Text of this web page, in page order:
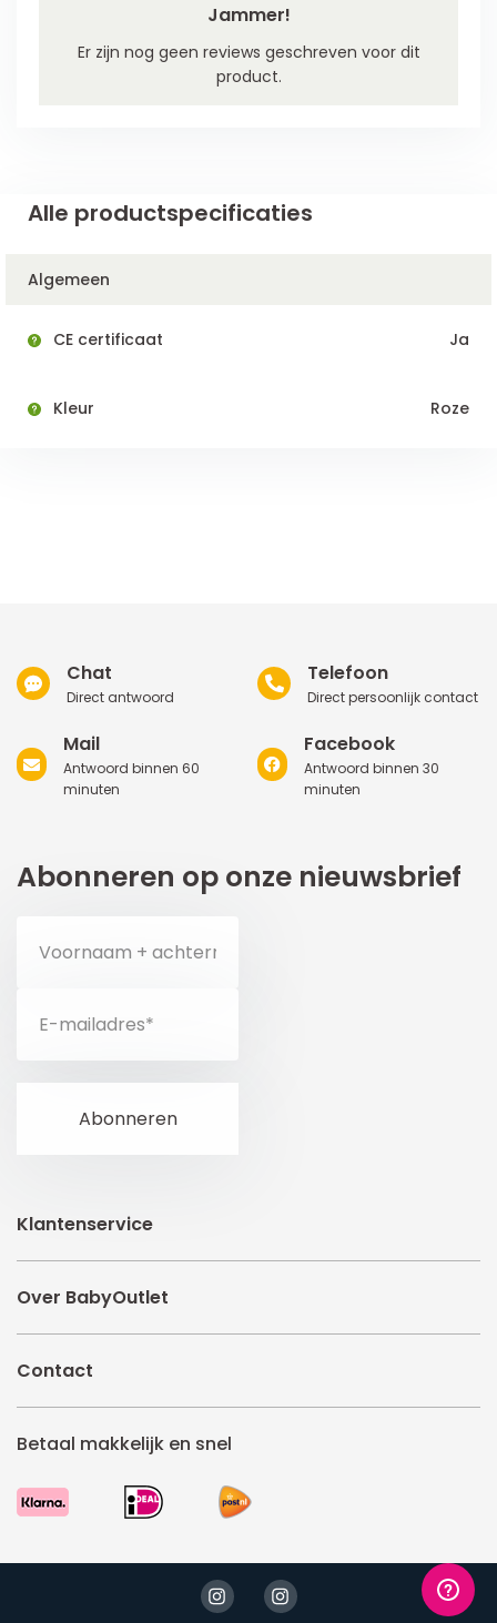
Jammer!
Er zijn nog geen reviews geschreven voor dit
product.
Alle productspecificaties
Algemeen
CE certificaat Ja
Kleur Roze
Chat
Direct antwoord
Telefoon
Direct persoonlijk contact
Mail
Antwoord binnen 60
minuten
Facebook
Antwoord binnen 30
minuten
Abonneren op onze nieuwsbrief
Klantenservice
Over BabyOutlet
Contact
Betaal makkelijk en snel